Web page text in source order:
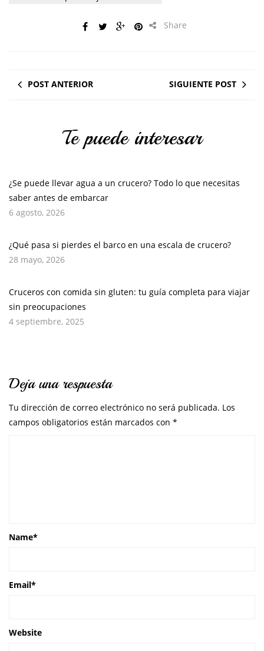
Share
POST ANTERIOR SIGUIENTE POST
Te puede interesar
¿Se puede llevar agua a un crucero? Todo lo que necesitas
saber antes de embarcar
6 agosto, 2026
¿Qué pasa si pierdes el barco en una escala de crucero?
28 mayo, 2026
Cruceros con comida sin gluten: tu guía completa para viajar
sin preocupaciones
4 septiembre, 2025
Deja una respuesta
Tu dirección de correo electrónico no será publicada. Los
campos obligatorios están marcados con *
Name*
Email*
Website